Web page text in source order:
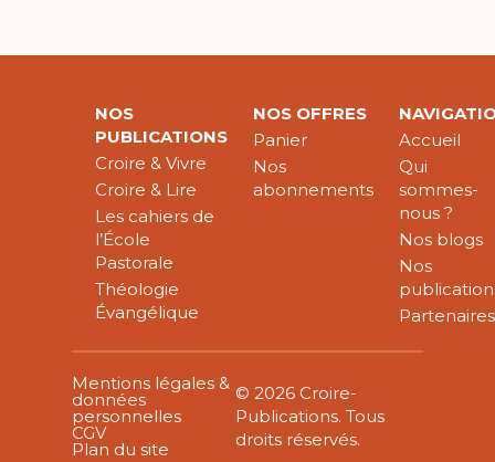
NOS
PUBLICATIONS
Croire & Vivre
Croire & Lire
Les cahiers de
l’École
Pastorale
Théologie
Évangélique
NOS OFFRES
Panier
Nos
abonnements
Accueil
Qui
sommes-
nous ?
Nos blogs
Nos
Partenaires
Mentions légales &
données
personnelles
CGV
Plan du site
© 2026 Croire-
Publications. Tous
droits réservés.